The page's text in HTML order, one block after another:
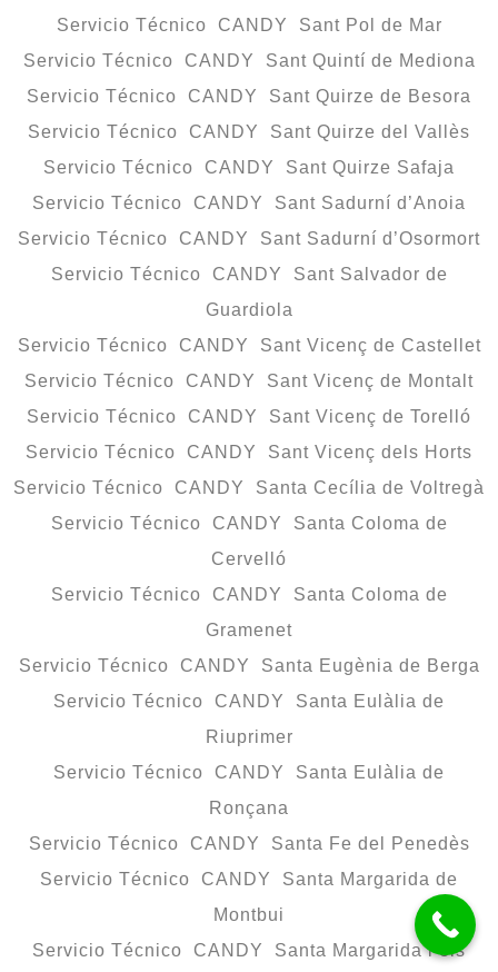
Servicio Técnico CANDY Sant Pol de Mar
Servicio Técnico CANDY Sant Quintí de Mediona
Servicio Técnico CANDY Sant Quirze de Besora
Servicio Técnico CANDY Sant Quirze del Vallès
Servicio Técnico CANDY Sant Quirze Safaja
Servicio Técnico CANDY Sant Sadurní d’Anoia
Servicio Técnico CANDY Sant Sadurní d’Osormort
Servicio Técnico CANDY Sant Salvador de
Guardiola
Servicio Técnico CANDY Sant Vicenç de Castellet
Servicio Técnico CANDY Sant Vicenç de Montalt
Servicio Técnico CANDY Sant Vicenç de Torelló
Servicio Técnico CANDY Sant Vicenç dels Horts
Servicio Técnico CANDY Santa Cecília de Voltregà
Servicio Técnico CANDY Santa Coloma de
Cervelló
Servicio Técnico CANDY Santa Coloma de
Gramenet
Servicio Técnico CANDY Santa Eugènia de Berga
Servicio Técnico CANDY Santa Eulàlia de
Riuprimer
Servicio Técnico CANDY Santa Eulàlia de
Ronçana
Servicio Técnico CANDY Santa Fe del Penedès
Servicio Técnico CANDY Santa Margarida de
Montbui
Servicio Técnico CANDY Santa Margarida i els